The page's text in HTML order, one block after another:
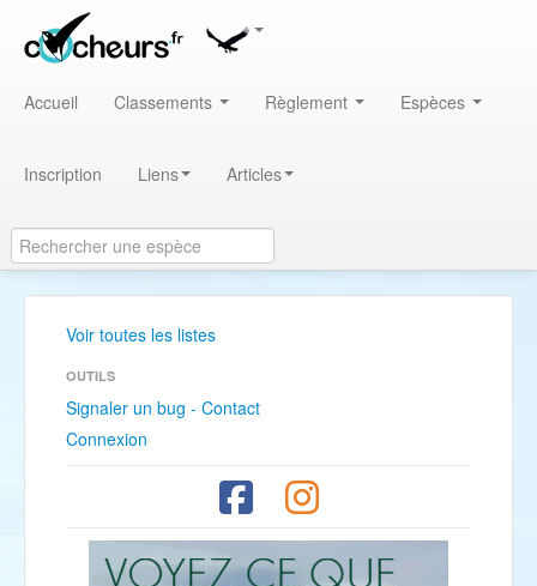
Accueil Classements Règlement Espèces
Inscription Liens Articles
Voir toutes les listes
OUTILS
Signaler un bug - Contact
Connexion